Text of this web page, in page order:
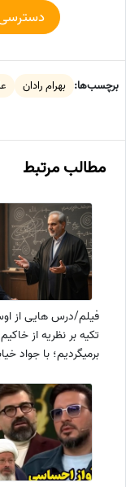
دسترسی
برچسب‌ها: بهرام رادان
مطالب مرتبط
فیلم/درس هایی از
تکیه بر نظریه از
برمیگردیم؛ با جواد
میشه / بیچاره قیاسی
😂